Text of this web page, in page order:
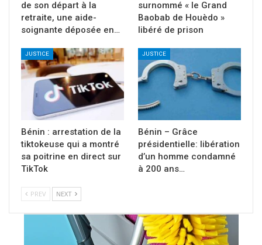
de son départ à la
retraite, une aide-
soignante déposée en…
surnommé « le Grand
Baobab de Houèdo »
libéré de prison
JUSTICE
Bénin : arrestation de la
tiktokeuse qui a montré
sa poitrine en direct sur
TikTok
JUSTICE
Bénin – Grâce
présidentielle: libération
d’un homme condamné
à 200 ans…
PREV NEXT